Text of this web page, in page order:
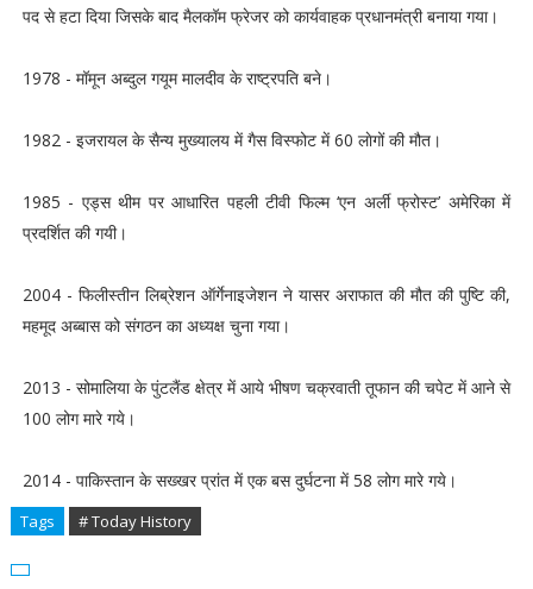
पद से हटा दिया जिसके बाद मैलकॉम फ्रेजर को कार्यवाहक प्रधानमंत्री बनाया गया।
1978 - मॉमून अब्दुल गयूम मालदीव के राष्ट्रपति बने।
1982 - इजरायल के सैन्य मुख्यालय में गैस विस्फोट में 60 लाेगों की मौत।
1985 - एड्स थीम पर आधारित पहली टीवी फिल्म ‘एन अर्ली फ्रोस्ट’ अमेरिका में
प्रदर्शित की गयी।
2004 - फिलीस्तीन लिब्रेशन ऑर्गेनाइजेशन ने यासर अराफात की मौत की पुष्टि की,
महमूद अब्बास को संगठन का अध्यक्ष चुना गया।
2013 - सोमालिया के पुंटलैंड क्षेत्र में आये भीषण चक्रवाती तूफान की चपेट में आने से
100 लोग मारे गये।
2014 - पाकिस्तान के सख्खर प्रांत में एक बस दुर्घटना में 58 लोग मारे गये।
Tags # Today History